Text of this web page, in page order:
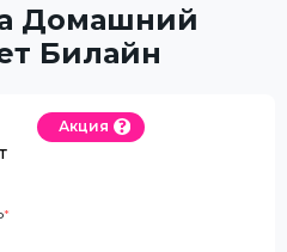
Домашний
Билайн
Акция
*